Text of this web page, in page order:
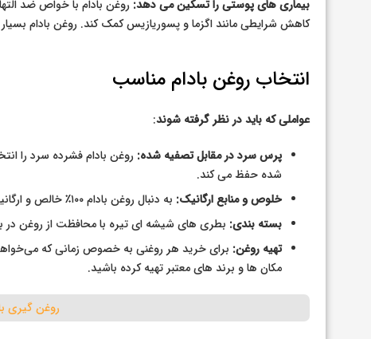
بیماری های پوستی را تسکین می دهد: روغن بادام با خواص ضد
کاهش شرایطی مانند اگزما و پسوریازیس کمک کند. روغن بادام
انتخاب روغن بادام مناسب
عواملی که باید در نظر گرفته شوند:
پرس سرد در مقابل تصفیه شده: روغن بادام فشرده سرد را
شده حفظ می کند.
خلوص و منابع ارگانیک: به دنبال روغن بادام ۱۰۰٪ خالص و ارگانیک، عاری از مواد افزودنی یا رایحه های مصنوعی باشید.
بسته بندی: بطری های شیشه ای تیره با محافظت از روغن در
تهیه روغن: برای خرید هر روغنی به خصوص زمانی که
مکان ها و برند های معتبر تهیه کرده باشید.
روغن گیری